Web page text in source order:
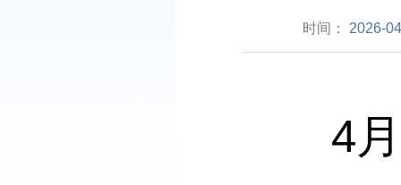
时间： 2026-
4月